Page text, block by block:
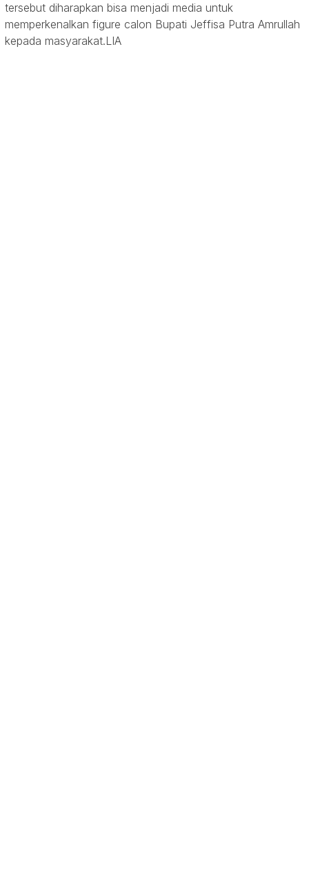
tersebut diharapkan bisa menjadi media untuk
memperkenalkan figure calon Bupati Jeffisa Putra Amrullah
kepada masyarakat.LIA